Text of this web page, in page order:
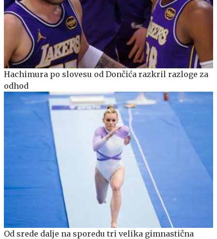
Hachimura po slovesu od Dončića razkril razloge za
odhod
Od srede dalje na sporedu tri velika gimnastična